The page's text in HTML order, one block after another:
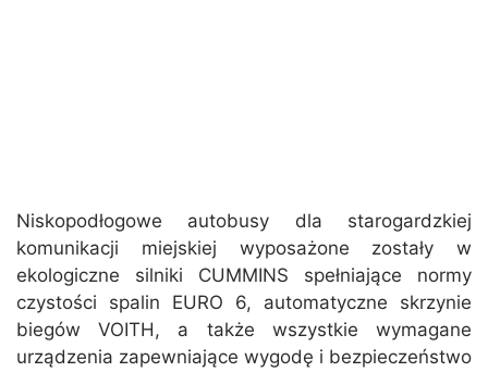
Niskopodłogowe autobusy dla starogardzkiej
komunikacji miejskiej wyposażone zostały w
ekologiczne silniki CUMMINS spełniające normy
czystości spalin EURO 6, automatyczne skrzynie
biegów VOITH, a także wszystkie wymagane
urządzenia zapewniające wygodę i bezpieczeństwo